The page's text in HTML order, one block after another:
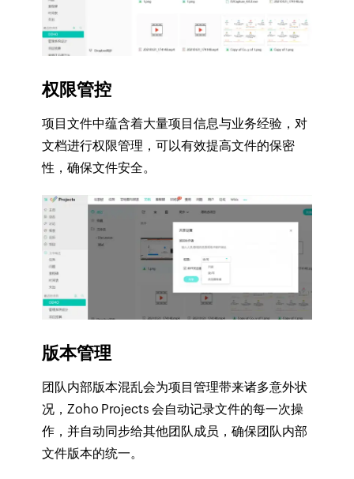
权限管控
项目文件中蕴含着大量项目信息与业务经验，对
文档进行权限管理，可以有效提高文件的保密
性，确保文件安全。
版本管理
团队内部版本混乱会为项目管理带来诸多意外状
况，Zoho Projects 会自动记录文件的每一次操
作，并自动同步给其他团队成员，确保团队内部
文件版本的统一。